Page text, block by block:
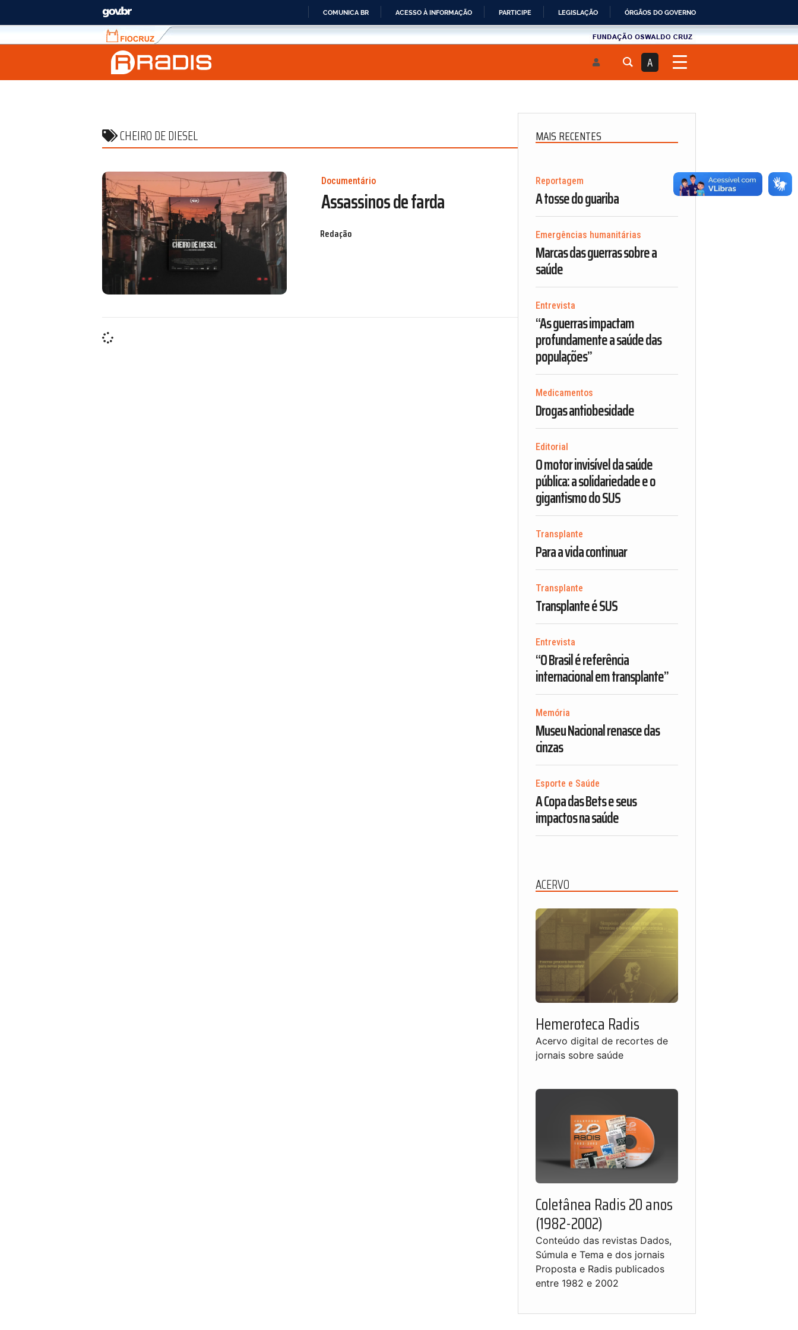
IR
COMUNICA BR ACESSO À INFORMAÇÃO PARTICIPE LEGISLAÇÃO ÓRGÃOS DO GOVERNO
Fiocruz
Fale
com
a
Fundau00e7u00e3o
A
CHEIRO DE DIESEL
Documentário
Assassinos de farda
Redação
MAIS RECENTES
Reportagem
A tosse do guariba
Emergências humanitárias
Marcas das guerras sobre a
saúde
Entrevista
“As guerras impactam
profundamente a saúde das
populações”
Medicamentos
Drogas antiobesidade
Editorial
O motor invisível da saúde
pública: a solidariedade e o
gigantismo do SUS
Transplante
Para a vida continuar
Transplante
Transplante é SUS
Entrevista
“O Brasil é referência
internacional em transplante”
Memória
Museu Nacional renasce das
cinzas
Esporte e Saúde
A Copa das Bets e seus
impactos na saúde
ACERVO
Hemeroteca Radis
Acervo digital de recortes de
jornais sobre saúde
Coletânea Radis 20 anos
(1982-2002)
Conteúdo das revistas Dados,
Súmula e Tema e dos jornais
Proposta e Radis publicados
entre 1982 e 2002